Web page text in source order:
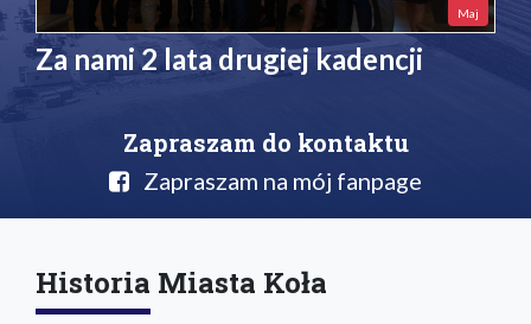
Maj
Za nami 2 lata drugiej kadencji
Zapraszam do kontaktu
Zapraszam na mój fanpage
Historia Miasta Koła